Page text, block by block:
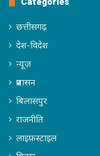
छत्तीसगढ़
देश-विदेश
न्यूज़
प्रशासन
बिलासपुर
राजनीति
लाइफ़स्टाइल